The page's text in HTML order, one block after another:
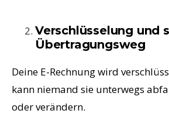
Verschlüsselung und
Übertragungsweg
Deine E-Rechnung wird
kann niemand sie unterwegs
oder verändern.